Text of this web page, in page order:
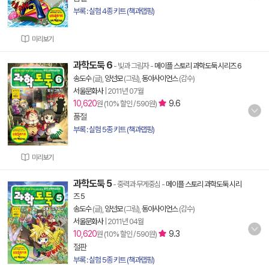
미리보기
부록 : 실험 4종 키트 (책과랩핑)
미리보기
과학도둑 6 - 빛과 그림자- 메이플 스토리 과학도둑 시리즈 6
송도수(글), 양선모(그림), 동아사이언스(감수)
서울문화사| 2011년 07월
10,620원 (10% 할인 / 590원)
9.6
품절
부록 : 실험 5종 키트 (책과랩핑)
과학도둑 5- 중력과 무게중심 - 메이플 스토리 과학도둑 시리
즈 5
송도수(글), 양선모(그림), 동아사이언스(감수)
서울문화사| 2011년 04월
10,620원 (10% 할인 / 590원)
9.3
절판
부록 : 실험 5종 키트 (책과랩핑)